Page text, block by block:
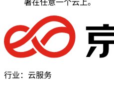
行业： 云服务